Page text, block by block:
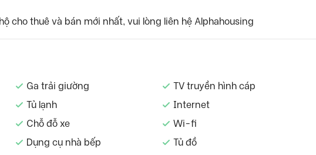
cho thuê và bán mới nhất, vui lòng liên hệ Alphahousing
Ga trải giường
TV truyền hình cáp
Tủ lạnh
Internet
Chỗ đỗ xe
Wi-fi
Dụng cụ nhà bếp
Tủ đồ